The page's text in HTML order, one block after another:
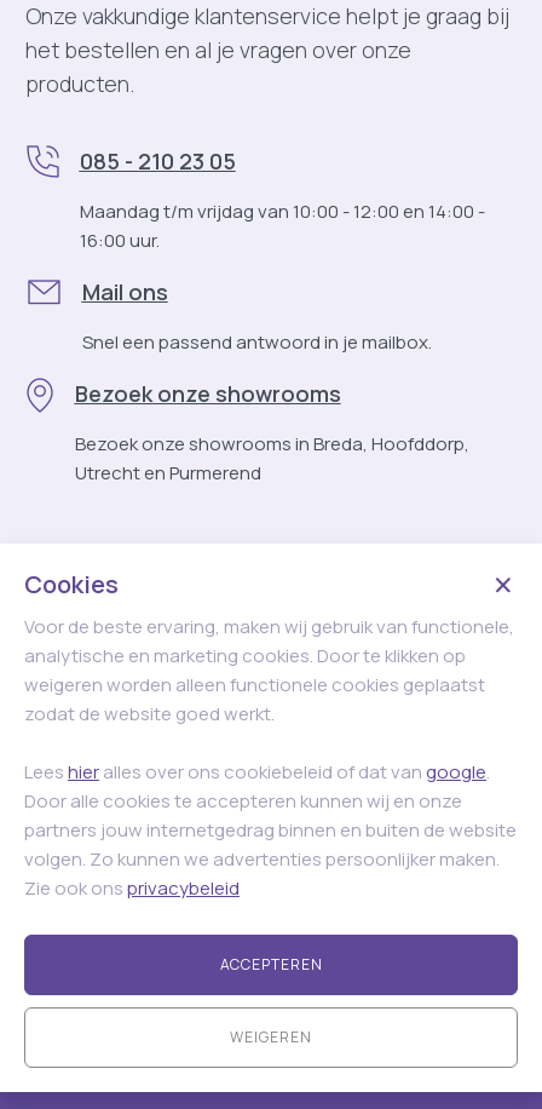
Onze vakkundige klantenservice helpt je graag bij
het bestellen en al je vragen over onze
producten.
085 - 210 23 05
Maandag t/m vrijdag van 10:00 - 12:00 en 14:00 -
16:00 uur.
Mail ons
Snel een passend antwoord in je mailbox.
Bezoek onze showrooms
Bezoek onze showrooms in Breda, Hoofddorp,
Utrecht en Purmerend
Cookies
Voor de beste ervaring, maken wij gebruik van functionele,
analytische en marketing cookies. Door te klikken op
weigeren worden alleen functionele cookies geplaatst
zodat de website goed werkt.
Leeshieralles over ons cookiebeleid of dat van google.
Door alle cookies te accepteren kunnen wij en onze
partners jouw internetgedrag binnen en buiten de website
volgen. Zo kunnen we advertenties persoonlijker maken.
Zie ook onsprivacybeleid
ACCEPTEREN
WEIGEREN